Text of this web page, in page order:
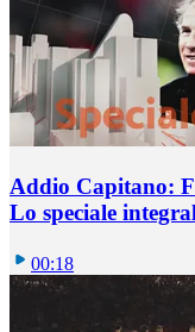
Addio Capitano:
Lo speciale
00:18